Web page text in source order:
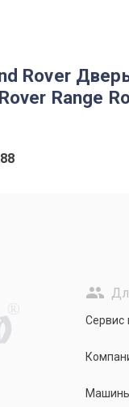
Rover
Range
R
Сервис